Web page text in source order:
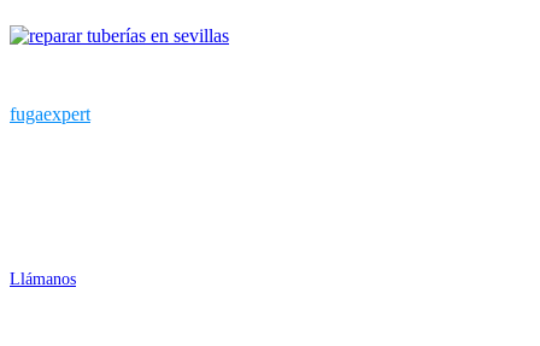
fugaexpert
Llámanos